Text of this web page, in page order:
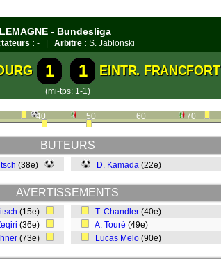
- Bundesliga
: - | Arbitre : S. Jablonski
1 1 EINTR. FRANCFORT
(mi-tps: 1-1)
40 50 60 70
BUTEURS
(38e) D. Kamada (22e)
AVERTISSEMENTS
(15e)
(36e)
(73e)
T. Chandler (40e)
A. Touré (49e)
Lucas Melo (90e)